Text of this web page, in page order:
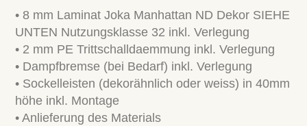
• 8 mm Laminat Joka Manhattan ND Dekor SIEHE
UNTEN Nutzungsklasse 32 inkl. Verlegung
• 2 mm PE Trittschalldaemmung inkl. Verlegung
• Dampfbremse (bei Bedarf) inkl. Verlegung
• Sockelleisten (dekorähnlich oder weiss) in 40mm
höhe inkl. Montage
• Anlieferung des Materials